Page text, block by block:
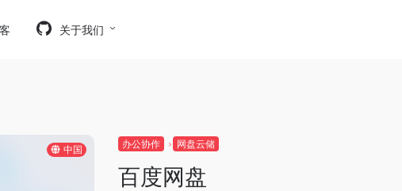
关于我们
中国 办公协作 网盘云储
百度网盘